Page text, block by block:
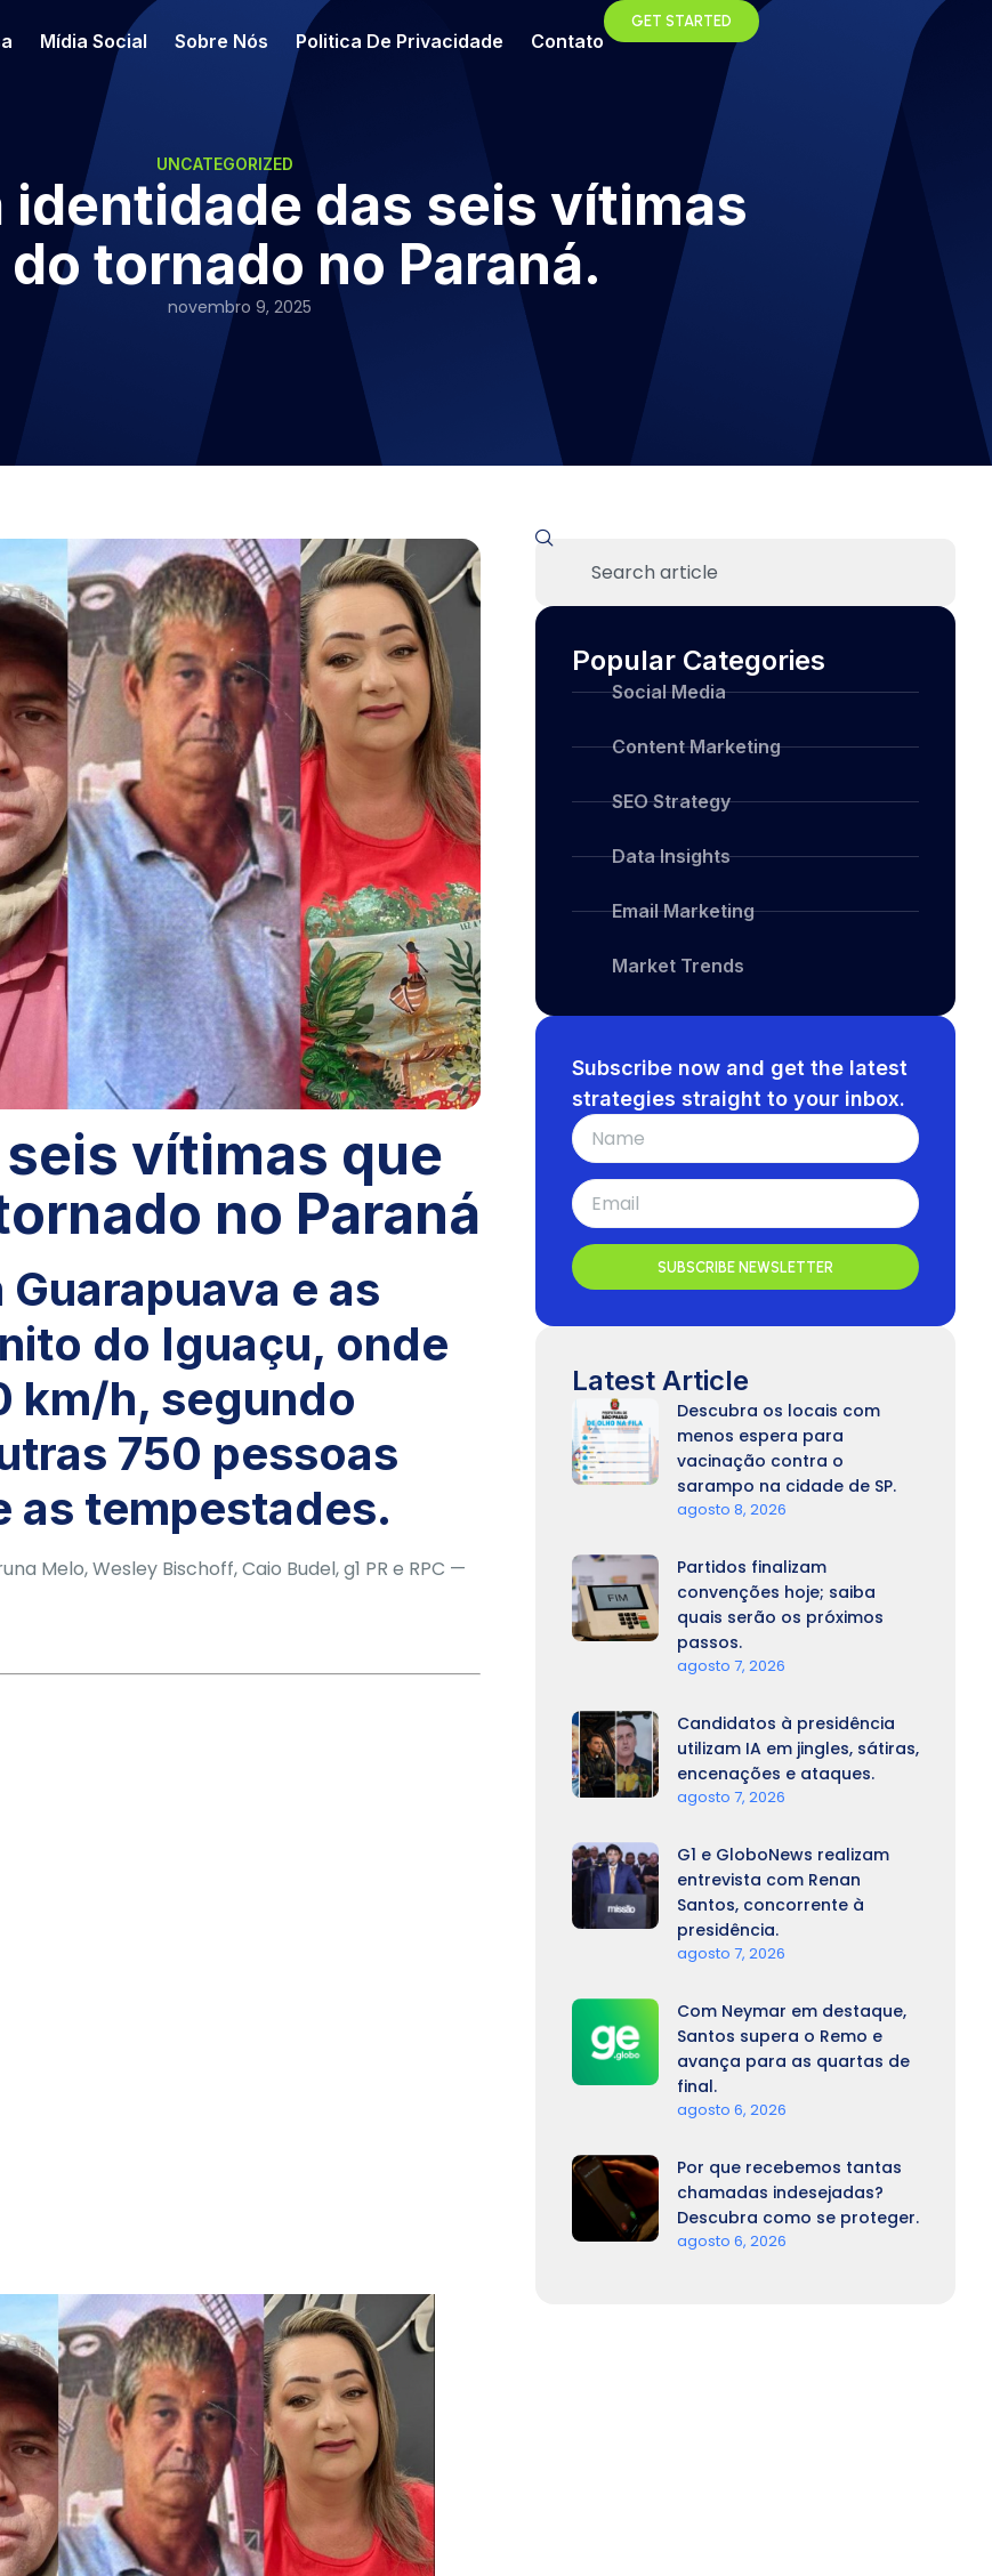
Mídia Social Sobre Nós Politica De Privacidade Contato
GET STARTED
UNCATEGORIZED
identidade das seis vítimas
tornado no Paraná.
novembro 9, 2025
vítimas que
no Paraná
e as
do Iguaçu, onde
km/h, segundo
750 pessoas
as tempestades.
Melo,Wesley Bischoff,Caio Budel, g1 PR e RPC —
Popular Categories
Social Media
Content Marketing
SEO Strategy
Data Insights
Email Marketing
Market Trends
Subscribe now and get the latest
strategies straight to your inbox.
SUBSCRIBE NEWSLETTER
Latest Article
Descubra os locais com
menos espera para
vacinação contra o
sarampo na cidade de SP.
agosto 8, 2026
Partidos finalizam
convenções hoje; saiba
quais serão os próximos
passos.
agosto 7, 2026
Candidatos à presidência
utilizam IA em jingles, sátiras,
encenações e ataques.
agosto 7, 2026
G1 e GloboNews realizam
entrevista com Renan
Santos, concorrente à
presidência.
agosto 7, 2026
Com Neymar em destaque,
Santos supera o Remo e
avança para as quartas de
final.
agosto 6, 2026
Por que recebemos tantas
chamadas indesejadas?
Descubra como se proteger.
agosto 6, 2026